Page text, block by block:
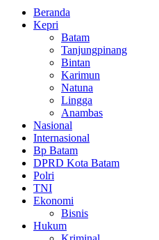
Beranda
Kepri
Batam
Tanjungpinang
Bintan
Karimun
Natuna
Lingga
Anambas
Nasional
Internasional
Bp Batam
DPRD Kota Batam
Polri
TNI
Ekonomi
Bisnis
Hukum